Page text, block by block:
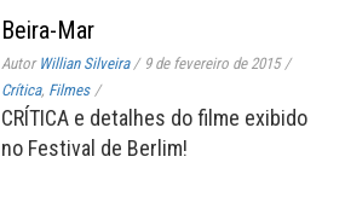
Beira-Mar
Autor Willian Silveira / 9 de fevereiro de 2015 /
Crítica, Filmes /
CRÍTICA e detalhes do filme exibido
no Festival de Berlim!